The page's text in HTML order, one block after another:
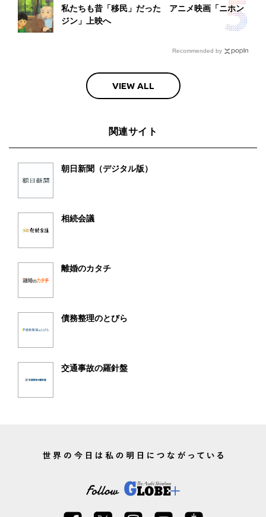
私たちも昔「移民」だった アニメ映画「ニホン
ジン」上映へ
Recommended by
VIEW ALL
関連サイト
朝日新聞（デジタル版）
相続会議
離婚のカタチ
債務整理のとびら
交通事故の羅針盤